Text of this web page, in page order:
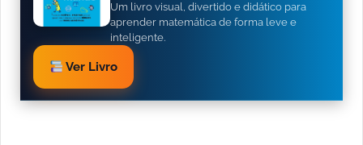
Um livro visual, divertido e didático para
aprender matemática de forma leve e
inteligente.
Ver Livro